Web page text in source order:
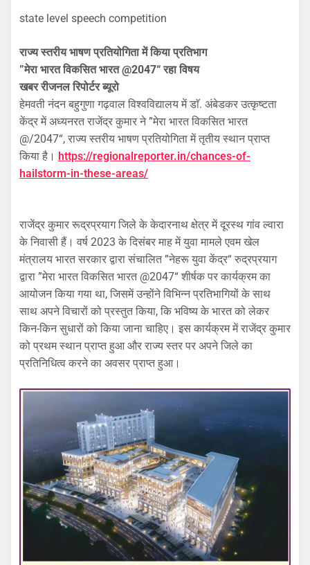
state level speech competition
राज्य स्तरीय भाषण प्रतियोगिता में किया प्रतिभाग
”मेरा भारत विकसित भारत @2047“ रहा विषय
खबर रीजनल रिपोर्टर ब्यूरो
हेमवती नंदन बहुगुणा गढ़वाल विश्वविद्यालय में डाॅ. अंबेडकर उत्कृष्टता
केंद्र में अध्यनरत राजेंद्र कुमार ने ”मेरा भारत विकसित भारत
@/2047“, राज्य स्तरीय भाषण प्रतियोगिता में तृतीय स्थान प्राप्त
किया है। https://regionalreporter.in/chances-of-
hailstorm-in-these-areas/
राजेंद्र कुमार रूद्रप्रयाग जिले के केदारनाथ क्षेत्र में दूरस्थ गांव ल्वारा
के निवासी हैं। वर्ष 2023 के दिसंबर माह में युवा मामले एवम खेल
मंत्रालय भारत सरकार द्वारा संचालित ”नेहरू युवा केंद्र“ रुद्रप्रयाग
द्वारा ”मेरा भारत विकसित भारत @2047“ शीर्षक पर कार्यक्रम का
आयोजन किया गया था, जिसमें उन्होंने विभिन्न प्रतिभागियों के साथ
साथ अपने विचारों को प्रस्तुत किया, कि भविष्य के भारत को लेकर
किन-किन सुधारों को किया जाना चाहिए। इस कार्यक्रम में राजेंद्र कुमार
को प्रथम स्थान प्राप्त हुआ और राज्य स्तर पर अपने जिले का
प्रतिनिधित्व करने का अवसर प्राप्त हुआ।